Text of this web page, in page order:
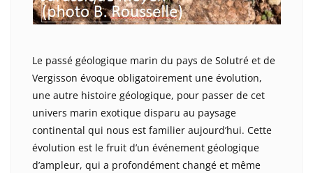
Le passé géologique marin du pays de Solutré et de
Vergisson évoque obligatoirement une évolution,
une autre histoire géologique, pour passer de cet
univers marin exotique disparu au paysage
continental qui nous est familier aujourd’hui. Cette
évolution est le fruit d’un événement géologique
d’ampleur, qui a profondément changé et même